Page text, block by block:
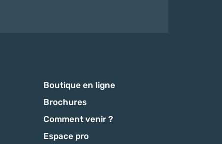
Boutique en ligne
Brochures
Comment venir ?
Espace pro